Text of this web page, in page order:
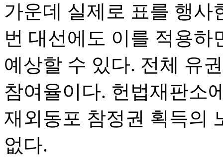
가운데 실제로 표를 행사
번 대선에도 이를 적용하
예상할 수 있다. 전체 유
참여율이다. 헌법재판소
재외동포 참정권 획득의
없다.